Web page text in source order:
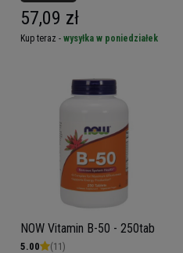
57,09 zł
Kup teraz - wysyłka w poniedziałek
NOW Vitamin B-50 - 250tab
5.00 (11)